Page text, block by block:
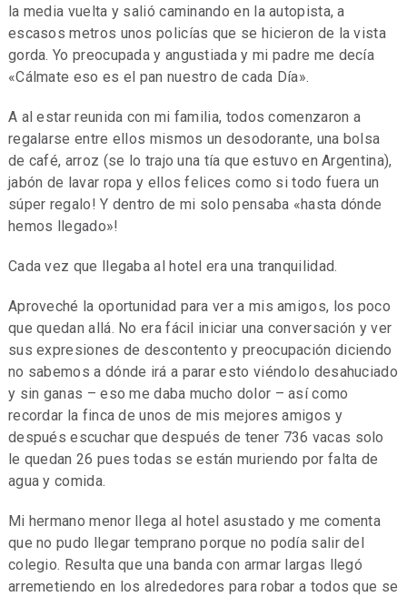
la media vuelta y salió caminando en la autopista, a
escasos metros unos policías que se hicieron de la vista
gorda. Yo preocupada y angustiada y mi padre me decía
«Cálmate eso es el pan nuestro de cada Día».
A al estar reunida con mi familia, todos comenzaron a
regalarse entre ellos mismos un desodorante, una bolsa
de café, arroz (se lo trajo una tía que estuvo en Argentina),
jabón de lavar ropa y ellos felices como si todo fuera un
súper regalo! Y dentro de mi solo pensaba «hasta dónde
hemos llegado»!
Cada vez que llegaba al hotel era una tranquilidad.
Aproveché la oportunidad para ver a mis amigos, los poco
que quedan allá. No era fácil iniciar una conversación y ver
sus expresiones de descontento y preocupación diciendo
no sabemos a dónde irá a parar esto viéndolo desahuciado
y sin ganas – eso me daba mucho dolor – así como
recordar la finca de unos de mis mejores amigos y
después escuchar que después de tener 736 vacas solo
le quedan 26 pues todas se están muriendo por falta de
agua y comida.
Mi hermano menor llega al hotel asustado y me comenta
que no pudo llegar temprano porque no podía salir del
colegio. Resulta que una banda con armar largas llegó
arremetiendo en los alrededores para robar a todos que se